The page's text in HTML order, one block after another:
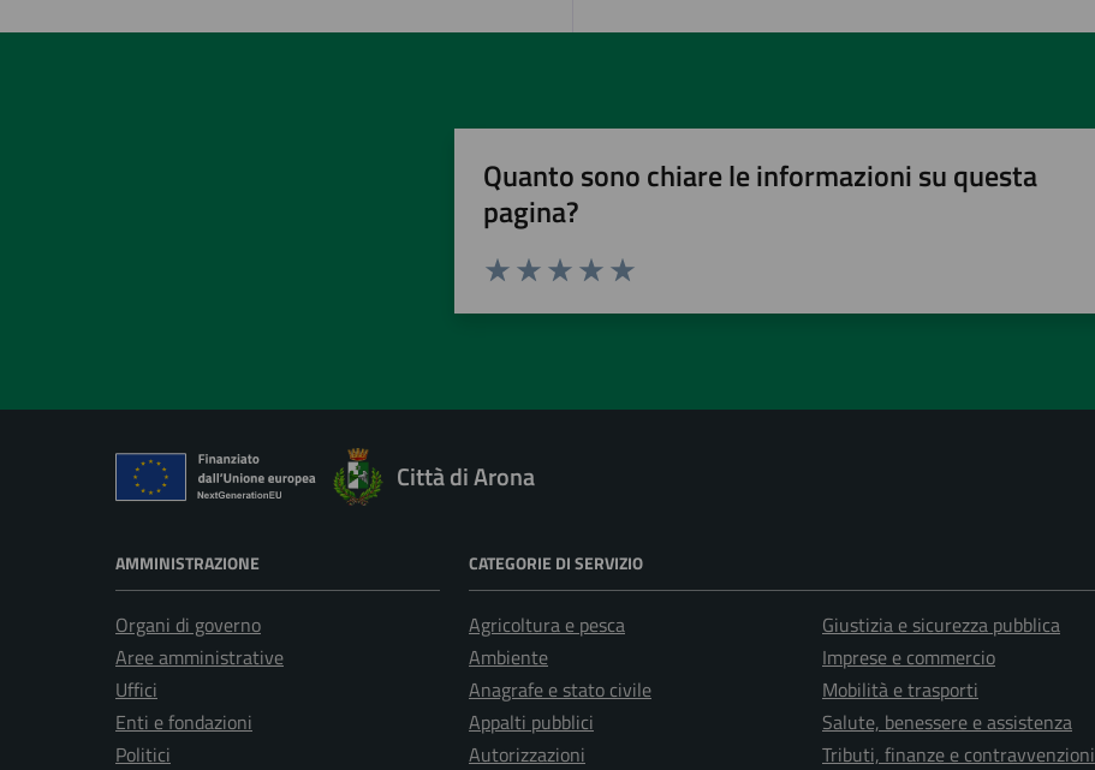
Quanto sono chiare le informazioni su questa
pagina?
Città di Arona
AMMINISTRAZIONE
Organi di governo
Aree amministrative
Uffici
Enti e fondazioni
Politici
CATEGORIE DI SERVIZIO
Agricoltura e pesca
Ambiente
Anagrafe e stato civile
Appalti pubblici
Autorizzazioni
Giustizia e sicurezza pubblica
Imprese e commercio
Mobilità e trasporti
Salute, benessere e assistenza
Tributi, finanze e contravvenzioni